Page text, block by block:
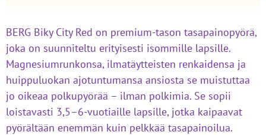
BERG Biky City Red on premium-tason tasapainopyörä,
joka on suunniteltu erityisesti isommille lapsille.
Magnesiumrunkonsa, ilmatäytteisten renkaidensa ja
huippuluokan ajotuntumansa ansiosta se muistuttaa
jo oikeaa polkupyörää – ilman polkimia. Se sopii
loistavasti 3,5–6-vuotiaille lapsille, jotka kaipaavat
pyörältään enemmän kuin pelkkää tasapainoilua.